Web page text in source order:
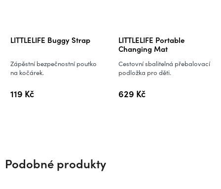
LITTLELIFE Buggy Strap
119 Kč
Zápěstní bezpečnostní poutko
na kočárek.
LITTLELIFE Portable
Changing Mat
629 Kč
Cestovní sbalitelná přebalovací
podložka pro děti.
Podobné produkty